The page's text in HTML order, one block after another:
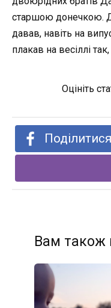
старшою донечкою.
давав, навіть на
плакав на весіллі
Оцініть
Вам також